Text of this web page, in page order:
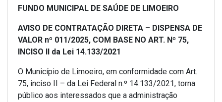
FUNDO MUNICIPAL DE SAÚDE DE LIMOEIRO
AVISO DE CONTRATAÇÃO DIRETA – DISPENSA DE
VALOR nº 011/2025, COM BASE NO ART. Nº 75,
INCISO II da Lei 14.133/2021
O Município de Limoeiro, em conformidade com Art.
75, inciso II – da Lei Federal n.º 14.133/2021, torna
público aos interessados que a administração